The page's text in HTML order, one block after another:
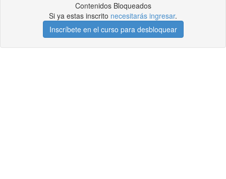
Contenidos Bloqueados
Si ya estas inscrito necesitarás ingresar.
Inscríbete en el curso para desbloquear